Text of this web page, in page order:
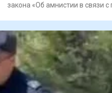
закона «Об амнистии в связи с